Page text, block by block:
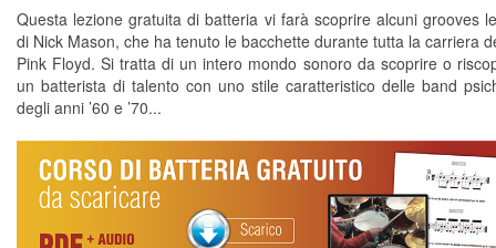
Questa lezione gratuita di batteria vi farà scoprire alcuni grooves
di Nick Mason, che ha tenuto le bacchette durante tutta la carriera
Pink Floyd. Si tratta di un intero mondo sonoro da scoprire o
un batterista di talento con uno stile caratteristico delle band
degli anni ’60 e ’70...